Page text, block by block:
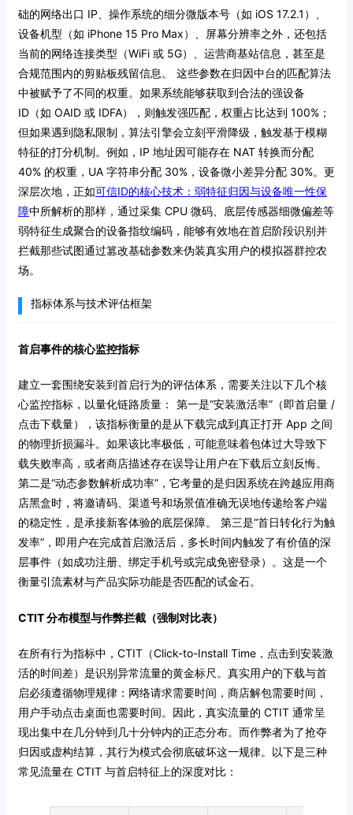
础的网络出口 IP、操作系统的细分微版本号（如 iOS 17.2.1）、
设备机型（如 iPhone 15 Pro Max）、屏幕分辨率之外，还包括
当前的网络连接类型（WiFi 或 5G）、运营商基站信息，甚至是
合规范围内的剪贴板残留信息。
这些参数在归因中台的匹配算法
中被赋予了不同的权重。如果系统能够获取到合法的强设备
ID（如 OAID 或 IDFA），则触发强匹配，权重占比达到 100%；
但如果遇到隐私限制，算法引擎会立刻平滑降级，触发基于模糊
特征的打分机制。例如，IP 地址因可能存在 NAT 转换而分配
40% 的权重，UA 字符串分配 30%，设备微小差异分配 30%。更
深层次地，正如可信ID的核心技术：弱特征归因与设备唯一性保
障中所解析的那样，通过采集 CPU 微码、底层传感器细微偏差等
弱特征生成聚合的设备指纹编码，能够有效地在首启阶段识别并
拦截那些试图通过篡改基础参数来伪装真实用户的模拟器群控农
场。
指标体系与技术评估框架
首启事件的核心监控指标
建立一套围绕安装到首启行为的评估体系，需要关注以下几个核
心监控指标，以量化链路质量：
第一是“安装激活率”（即首启量 /
点击下载量），该指标衡量的是从下载完成到真正打开 App 之间
的物理折损漏斗。如果该比率极低，可能意味着包体过大导致下
载失败率高，或者商店描述存在误导让用户在下载后立刻反悔。
第二是“动态参数解析成功率”，它考量的是归因系统在跨越应用商
店黑盒时，将邀请码、渠道号和场景值准确无误地传递给客户端
的稳定性，是承接新客体验的底层保障。
第三是“首日转化行为触
发率”，即用户在完成首启激活后，多长时间内触发了有价值的深
层事件（如成功注册、绑定手机号或完成免密登录）。这是一个
衡量引流素材与产品实际功能是否匹配的试金石。
CTIT 分布模型与作弊拦截（强制对比表）
在所有行为指标中，CTIT（Click-to-Install Time，点击到安装激
活的时间差）是识别异常流量的黄金标尺。真实用户的下载与首
启必须遵循物理规律：网络请求需要时间，商店解包需要时间，
用户手动点击桌面也需要时间。因此，真实流量的 CTIT 通常呈
现出集中在几分钟到几十分钟内的正态分布。而作弊者为了抢夺
归因或虚构结算，其行为模式会彻底破坏这一规律。以下是三种
常见流量在 CTIT 与首启特征上的深度对比：